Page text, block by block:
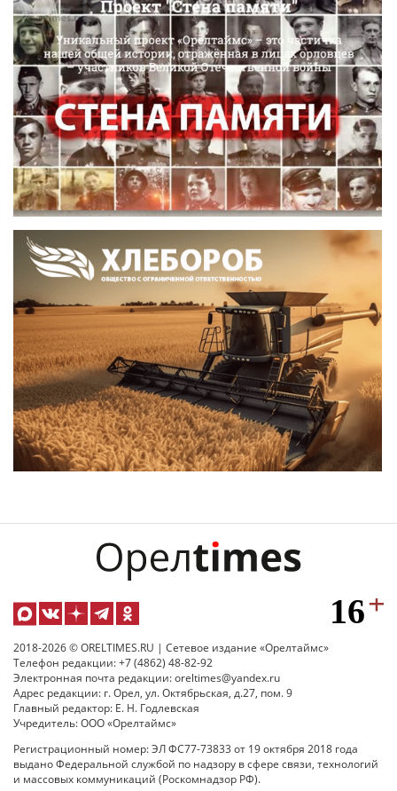
2018-2026 © ORELTIMES.RU | Сетевое издание «Орелтаймс»
Телефон редакции: +7 (4862) 48-82-92
Электронная почта редакции: oreltimes@yandex.ru
Адрес редакции: г. Орел, ул. Октябрьская, д.27, пом. 9
Главный редактор: Е. Н. Годлевская
Учредитель: ООО «Орелтаймс»
Регистрационный номер: ЭЛ ФС77-73833 от 19 октября 2018 года
выдано Федеральной службой по надзору в сфере связи, технологий
и массовых коммуникаций (Роскомнадзор РФ).